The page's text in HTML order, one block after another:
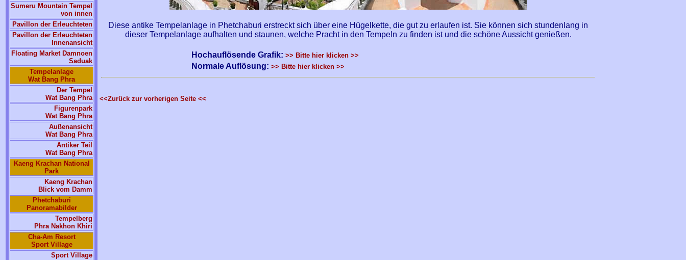
Sumeru Mountain Tempel
von innen
Pavillon der Erleuchteten
Pavillon der Erleuchteten
Innenansicht
Floating Market Damnoen
Saduak
Tempelanlage
Wat Bang Phra
Der Tempel
Wat Bang Phra
Figurenpark
Wat Bang Phra
Außenansicht
Wat Bang Phra
Antiker Teil
Wat Bang Phra
Kaeng Krachan National
Park
Kaeng Krachan
Blick vom Damm
Phetchaburi
Panoramabilder
Tempelberg
Phra Nakhon Khiri
Cha-Am Resort
Sport Village
Sport Village
Diese antike Tempelanlage in Phetchaburi erstreckt sich über eine Hügelkette, die gut zu erlaufen ist. Sie können sich stundenlang in
dieser Tempelanlage aufhalten und staunen, welche Pracht in den Tempeln zu finden ist und die schöne Aussicht genießen.
Hochauflösende Grafik: >> Bitte hier klicken >>
Normale Auflösung: >> Bitte hier klicken >>
<<Zurück zur vorherigen Seite <<